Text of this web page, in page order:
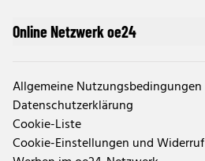
Online Netzwerk oe24
Allgemeine Nutzungsbedingungen
Datenschutzerklärung
Cookie-Liste
Cookie-Einstellungen und Widerruf